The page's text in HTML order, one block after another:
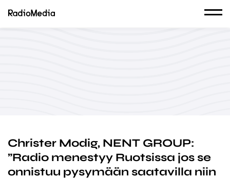
Christer Modig, NENT GROUP:
”Radio menestyy Ruotsissa jos se
onnistuu pysymään saatavilla niin